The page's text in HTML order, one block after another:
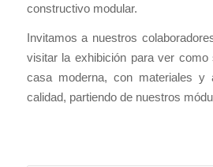
constructivo modular.
Invitamos a nuestros
visitar la exhibición para ver como
casa moderna, con materiales y
calidad, partiendo de nuestros